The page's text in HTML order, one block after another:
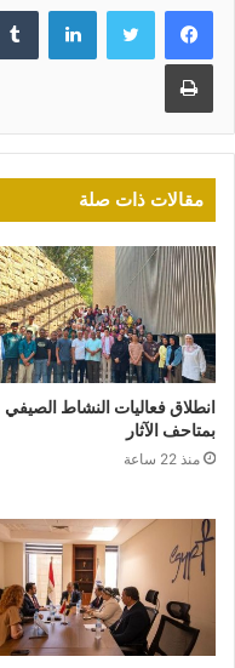
لينكدإن
طباعة
مقالات ذات صلة
انطلاق فعاليات النشاط الصيفي
بمتاحف الآثار
منذ 22 ساعة